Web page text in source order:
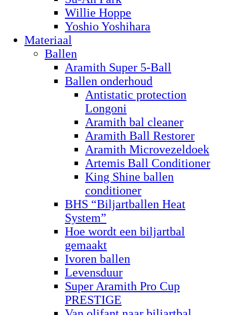
Willie Hoppe
Yoshio Yoshihara
Materiaal
Ballen
Aramith Super 5-Ball
Ballen onderhoud
Antistatic protection
Longoni
Aramith bal cleaner
Aramith Ball Restorer
Aramith Microvezeldoek
Artemis Ball Conditioner
King Shine ballen
conditioner
BHS “Biljartballen Heat
System”
Hoe wordt een biljartbal
gemaakt
Ivoren ballen
Levensduur
Super Aramith Pro Cup
PRESTIGE